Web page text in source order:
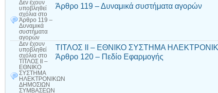
Δεν έχουν
υποβληθεί
σχόλια στο
Άρθρο 119 –
Δυναμικά
συστήματα
αγορών
Άρθρο 119 – Δυναμικά συστήματα αγορών
Δεν έχουν
υποβληθεί
σχόλια στο
ΤΙΤΛΟΣ II –
ΕΘΝΙΚΟ
ΣΥΣΤΗΜΑ
ΗΛΕΚΤΡΟΝΙΚΩΝ
ΔΗΜΟΣΙΩΝ
ΣΥΜΒΑΣΕΩΝ
ΤΙΤΛΟΣ II – ΕΘΝΙΚΟ ΣΥΣΤΗΜΑ
Άρθρο 120 – Πεδίο Εφαρμογής